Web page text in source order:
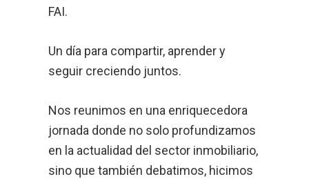
FAI.
Un día para compartir, aprender y
seguir creciendo juntos.
Nos reunimos en una enriquecedora
jornada donde no solo profundizamos
en la actualidad del sector inmobiliario,
sino que también debatimos, hicimos